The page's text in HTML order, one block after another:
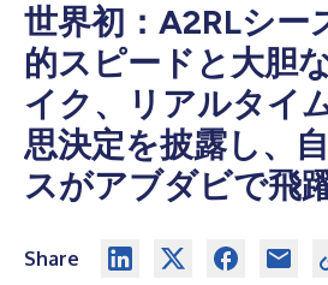
世界初：A2RLシー
的スピードと大胆
イク、リアルタイ
思決定を披露し、
スがアブダビで飛
Share